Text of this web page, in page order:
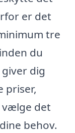
er det
tre
du
dig
priser,
vælge det
behov.